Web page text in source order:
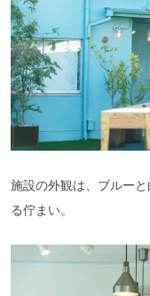
施設の外観は、ブルー
る佇まい。